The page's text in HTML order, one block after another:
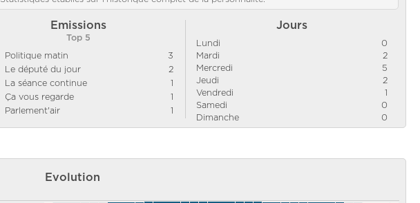
Emissions
Top 5
Politique matin
3
Le député du jour
2
La séance continue
1
Ça vous regarde
1
Parlement'air
1
Jours
Lundi
0
Mardi
2
Mercredi
5
Jeudi
2
Vendredi
1
Samedi
0
Dimanche
0
Evolution